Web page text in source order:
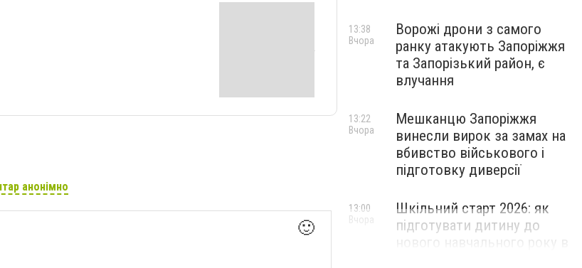
анонімно
🙂
Ворожі дрони з самого
ранку атакують Запоріжжя
та Запорізький район, є
влучання
13:38
Вчора
Мешканцю Запоріжжя
винесли вирок за замах на
вбивство військового і
підготовку диверсії
13:22
Вчора
Шкільний старт 2026: як
підготувати дитину до
13:00
Вчора